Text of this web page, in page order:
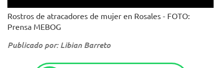
Rostros de atracadores de mujer en Rosales - FOTO:
Prensa MEBOG
Publicado por: Libian Barreto